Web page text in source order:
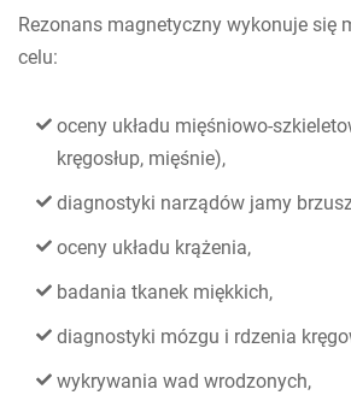
Rezonans magnetyczny wykonuje się
celu:
oceny układu mięśniowo-
kręgosłup, mięśnie),
diagnostyki narządów jamy
oceny układu krążenia,
badania tkanek miękkich,
diagnostyki mózgu i rdzenia
wykrywania wad wrodzonych,